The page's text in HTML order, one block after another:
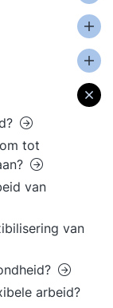
tot
van
van
arbeid?